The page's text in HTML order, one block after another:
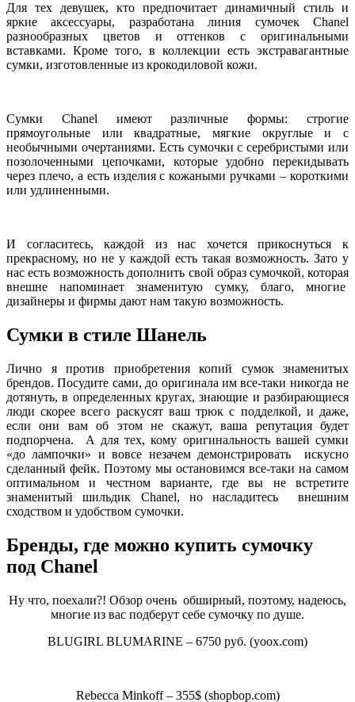
Для тех девушек, кто предпочитает динамичный стиль и
яркие аксессуары, разработана линия сумочек Chanel
разнообразных цветов и оттенков с оригинальными
вставками. Кроме того, в коллекции есть экстравагантные
сумки, изготовленные из крокодиловой кожи.
Сумки Chanel имеют различные формы: строгие
прямоугольные или квадратные, мягкие округлые и с
необычными очертаниями. Есть сумочки с серебристыми или
позолоченными цепочками, которые удобно перекидывать
через плечо, а есть изделия с кожаными ручками – короткими
или удлиненными.
И согласитесь, каждой из нас хочется прикоснуться к
прекрасному, но не у каждой есть такая возможность. Зато у
нас есть возможность дополнить свой образ сумочкой, которая
внешне напоминает знаменитую сумку, благо, многие
дизайнеры и фирмы дают нам такую возможность.
Сумки в стиле Шанель
Лично я против приобретения копий сумок знаменитых
брендов. Посудите сами, до оригинала им все-таки никогда не
дотянуть, в определенных кругах, знающие и разбирающиеся
люди скорее всего раскусят ваш трюк с подделкой, и даже,
если они вам об этом не скажут, ваша репутация будет
подпорчена. А для тех, кому оригинальность вашей сумки
«до лампочки» и вовсе незачем демонстрировать искусно
сделанный фейк. Поэтому мы остановимся все-таки на самом
оптимальном и честном варианте, где вы не встретите
знаменитый шильдик Chanel, но насладитесь внешним
сходством и удобством сумочки.
Бренды, где можно купить сумочку
под Chanel
Ну что, поехали?! Обзор очень обширный, поэтому, надеюсь,
многие из вас подберут себе сумочку по душе.
BLUGIRL BLUMARINE – 6750 руб. (yoox.com)
Rebecca Minkoff – 355$ (shopbop.com)